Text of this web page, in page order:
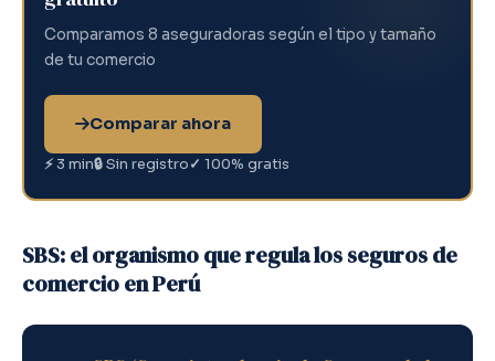
Comparamos 8 aseguradoras según el tipo y tamaño
de tu comercio
Comparar ahora
⚡ 3 min🔒Sin registro✓ 100% gratis
SBS: el organismo que regula los seguros de
comercio en Perú